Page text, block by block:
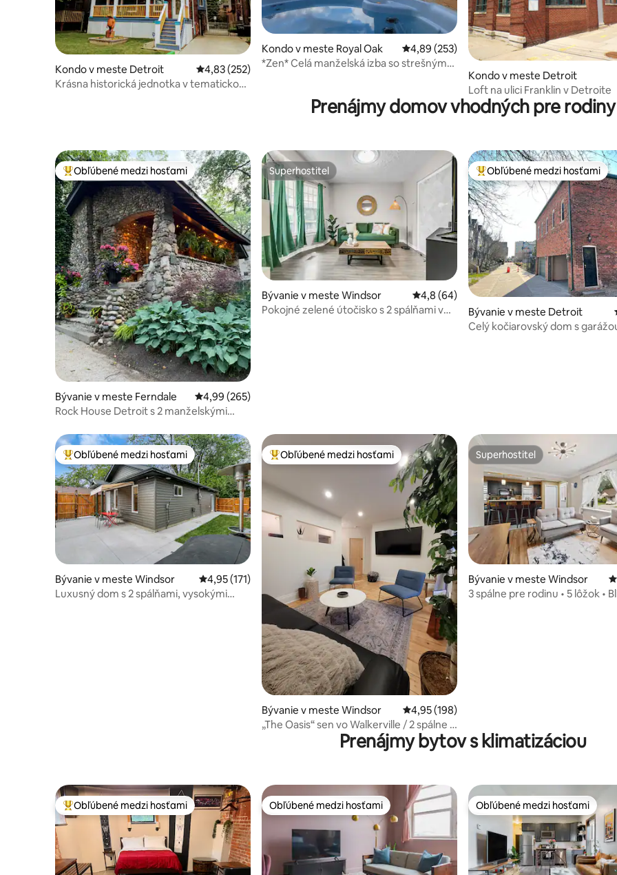
Kondo v meste Detroit Priemerné ohodnotenie 4,83 z 5, počet hodnotení: 252
4,83 (252)
Krásna historická jednotka v tematickom
Kondo v meste Royal Oak Priemerné ohodnotenie 4,89 z 5, počet
4,89 (253)
*Zen* Celá manželská izba so strešným
Kondo v meste Detroit
Loft na ulici Franklin v Detroite
Prenájmy domov vhodných pre rodiny
Najobľúbenejšie medzi hosťami
Obľúbené medzi hosťami
Bývanie v meste Ferndale Priemerné ohodnotenie 4,99 z 5, počet hodnotení: 265
4,99 (265)
Rock House Detroit s 2 manželskými
podľa HGTV
Superhostiteľ
Superhostiteľ
Bývanie v meste Windsor Priemerné ohodnotenie 4,8 z 5, počet
4,8 (64)
Pokojné zelené útočisko s 2 spálňami v
Najobľúbenejšie medzi hosťami
Obľúbené medzi hosťami
Bývanie v meste Detroit
Celý kočiarovský dom s
Najobľúbenejšie medzi hosťami
Obľúbené medzi hosťami
Bývanie v meste Windsor Priemerné ohodnotenie 4,95 z 5, počet hodnotení: 171
4,95 (171)
Luxusný dom s 2 spálňami, vysokými
Najobľúbenejšie medzi hosťami
Obľúbené medzi hosťami
Bývanie v meste Windsor Priemerné ohodnotenie 4,95 z 5, počet
4,95 (198)
„The Oasis“ sen vo Walkerville / 2 spálne –
Superhostiteľ
Superhostiteľ
Bývanie v meste Windsor
3 spálne pre rodinu • 5 lôžok •
Prenájmy bytov s klimatizáciou
Najobľúbenejšie medzi hosťami
Obľúbené medzi hosťami Obľúbené medzi hosťami
Obľúbené medzi hosťami Obľúbené medzi hosťami
Obľúbené medzi hosťami